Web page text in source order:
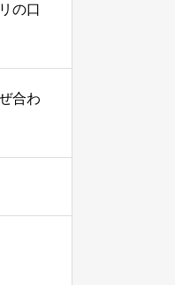
の口
合わ